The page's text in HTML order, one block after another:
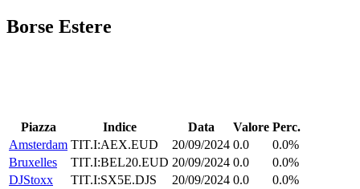
Borse Estere
Piazza Indice Data Valore Perc.
Amsterdam TIT.I:AEX.EUD 20/09/2024 0.0
0.0%
Bruxelles
TIT.I:BEL20.EUD 20/09/2024 0.0
0.0%
DJStoxx
TIT.I:SX5E.DJS 20/09/2024 0.0
0.0%